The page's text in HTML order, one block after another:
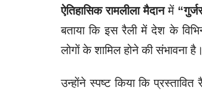
ऐतिहासिक रामलीला मैदानमें
बताया कि इस रैली में देश के
लोगों के शामिल होने की संभावना है।
उन्होंने स्पष्ट किया कि